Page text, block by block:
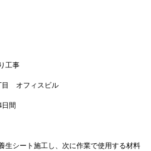
工事
目 オフィスビル
間
生シート施工し、次に作業で使用する材料